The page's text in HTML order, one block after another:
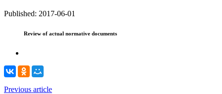
Published: 2017-06-01
Review of actual normative documents
Previous article